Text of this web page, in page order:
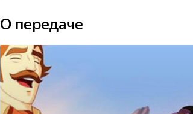
О передаче